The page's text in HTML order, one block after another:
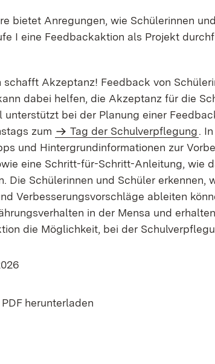
bietet Anregungen, wie Schülerinnen
I eine Feedbackaktion als Projekt
schafft Akzeptanz! Feedback von
dabei helfen, die Akzeptanz für die
unterstützt bei der Planung einer
zum
Tag der Schulverpflegung.
und Hintergrundinformationen zur
eine Schritt-für-Schritt-Anleitung, wie
Die Schülerinnen und Schüler erkennen,
Verbesserungsvorschläge ableiten
in der Mensa und
die Möglichkeit, bei der
herunterladen